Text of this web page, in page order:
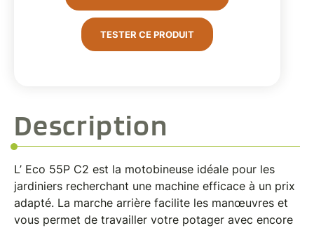
TESTER CE PRODUIT
Description
L’ Eco 55P C2 est la motobineuse idéale pour les
jardiniers recherchant une machine efficace à un prix
adapté. La marche arrière facilite les manœuvres et
vous permet de travailler votre potager avec encore